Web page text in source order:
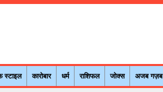
स्टाइल कारोबार धर्म राशिफल जोक्स अजब गज़ब